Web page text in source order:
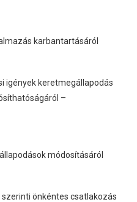
karbantartásáról
igények keretmegállapodás
–
módosításáról
önkéntes csatlakozás